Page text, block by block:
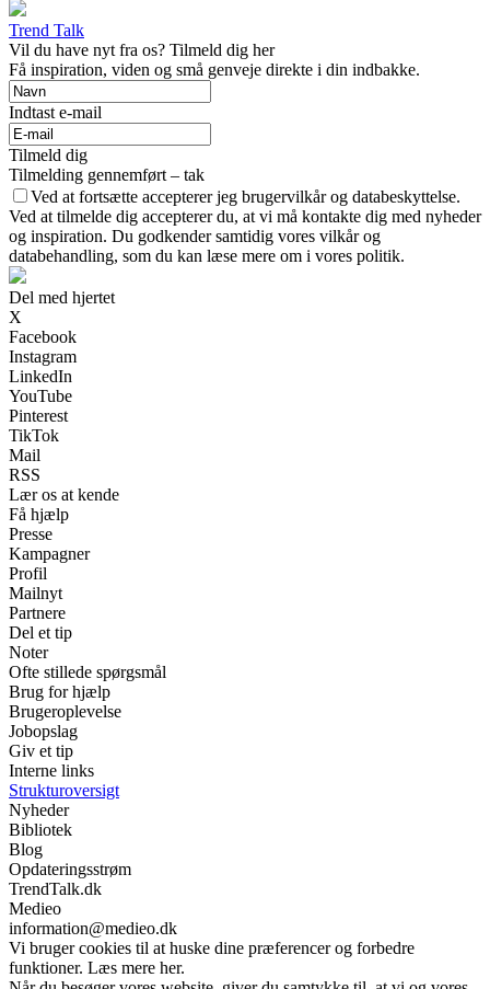
Trend Talk
Vil du have nyt fra os? Tilmeld dig her
Få inspiration, viden og små genveje direkte i din indbakke.
Indtast e-mail
Tilmeld dig
Tilmelding gennemført – tak
Ved at fortsætte accepterer jeg brugervilkår og databeskyttelse.
Ved at tilmelde dig accepterer du, at vi må kontakte dig med nyheder
og inspiration. Du godkender samtidig vores vilkår og
databehandling, som du kan læse mere om i vores politik.
Del med hjertet
X
Facebook
Instagram
LinkedIn
YouTube
Pinterest
TikTok
Mail
RSS
Lær os at kende
Få hjælp
Presse
Kampagner
Profil
Mailnyt
Partnere
Del et tip
Noter
Ofte stillede spørgsmål
Brug for hjælp
Brugeroplevelse
Jobopslag
Giv et tip
Interne links
Strukturoversigt
Nyheder
Bibliotek
Blog
Opdateringsstrøm
TrendTalk.dk
Medieo
information@medieo.dk
Vi bruger cookies til at huske dine præferencer og forbedre
funktioner. Læs mere her.